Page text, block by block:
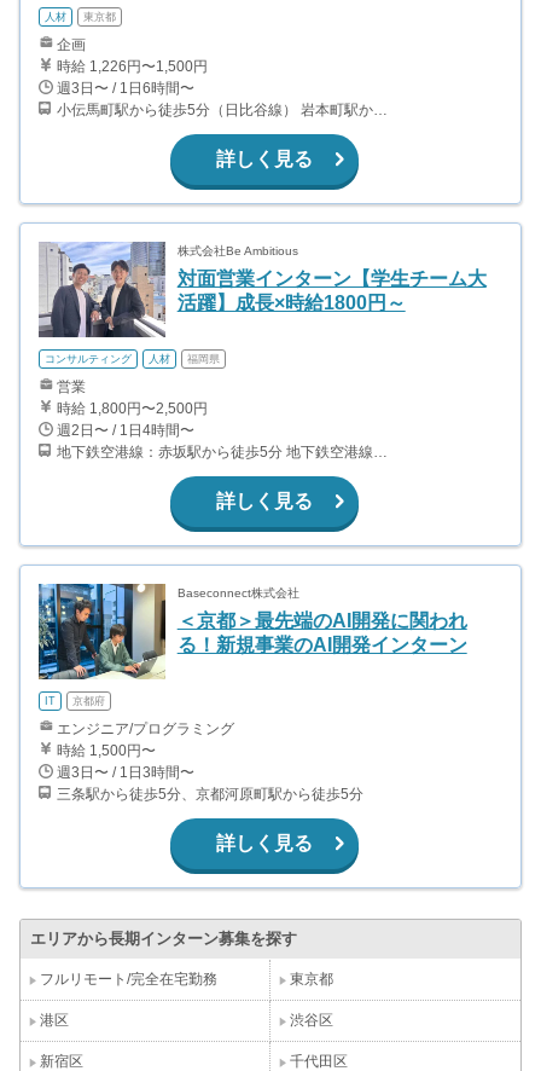
人材 東京都
企画
時給 1,226円〜1,500円
週3日〜 / 1日6時間〜
小伝馬町駅から徒歩5分（日比谷線） 岩本町駅から徒歩5分（都営新宿線） 馬喰町駅から徒歩6分（総武線） 秋葉原駅から徒歩12分（JR）
詳しく見る
株式会社Be Ambitious
対面営業インターン【学生チーム大
活躍】成長×時給1800円～
コンサルティング 人材 福岡県
営業
時給 1,800円〜2,500円
週2日〜 / 1日4時間〜
地下鉄空港線：赤坂駅から徒歩5分 地下鉄空港線：天神駅から徒歩10分
詳しく見る
Baseconnect株式会社
＜京都＞最先端のAI開発に関われ
る！新規事業のAI開発インターン
IT 京都府
エンジニア/プログラミング
時給 1,500円〜
週3日〜 / 1日3時間〜
三条駅から徒歩5分、京都河原町駅から徒歩5分
詳しく見る
エリアから長期インターン募集を探す
フルリモート/完全在宅勤務 東京都
港区 渋谷区
新宿区 千代田区